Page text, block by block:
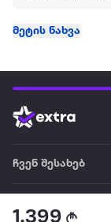
1,399
მეტის ნახვა
ჩვენ შესახებ